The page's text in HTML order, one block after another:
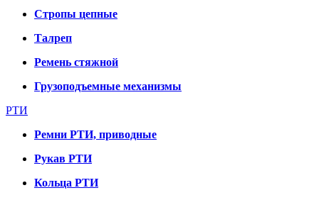
Стропы цепные
Талреп
Ремень стяжной
Грузоподъемные механизмы
РТИ
Ремни РТИ, приводные
Рукав РТИ
Кольца РТИ